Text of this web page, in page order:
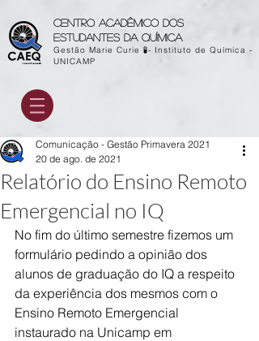
Centro acadêmico dos
estudantes da química
Gestão Marie Curie 🧪- Instituto de Química -
UNICAMP
Relatório do Ensino Remoto
Emergencial no IQ
Comunicação - Gestão Primavera 2021
20 de ago. de 2021
No fim do último semestre fizemos um
formulário pedindo a opinião dos
alunos de graduação do IQ a respeito
da experiência dos mesmos com o
Ensino Remoto Emergencial
instaurado na Unicamp em